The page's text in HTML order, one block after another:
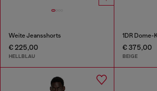
Weite Jeansshorts
€ 225,00
HELLBLAU
€ 375,00
BEIGE